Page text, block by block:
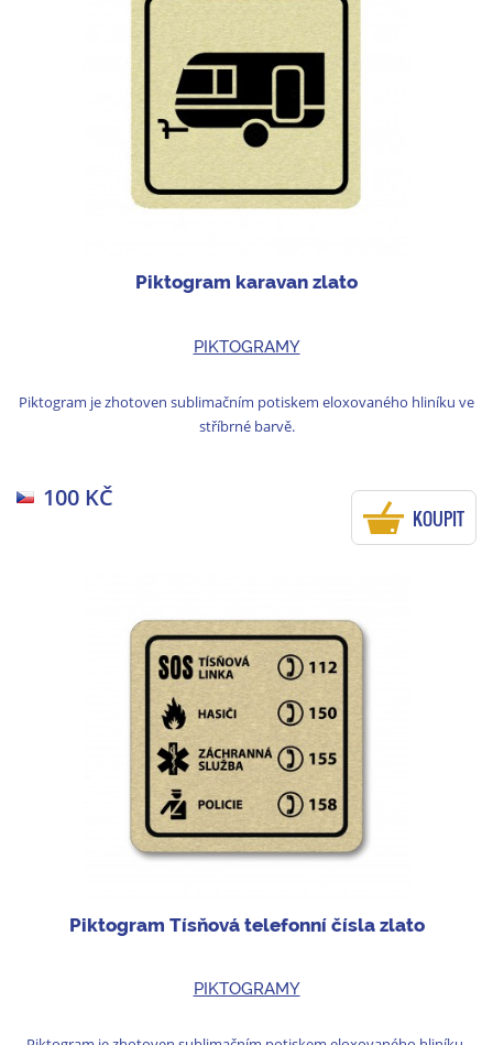
Piktogram karavan zlato
PIKTOGRAMY
Piktogram je zhotoven sublimačním potiskem eloxovaného hliníku ve
stříbrné barvě.
100 KČ
KOUPIT
Piktogram Tísňová telefonní čísla zlato
PIKTOGRAMY